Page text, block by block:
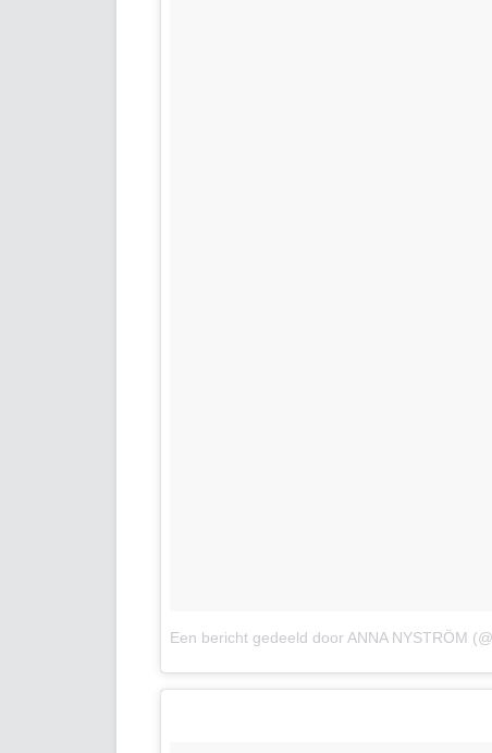
Een bericht gedeeld door ANNA NYSTRÖM